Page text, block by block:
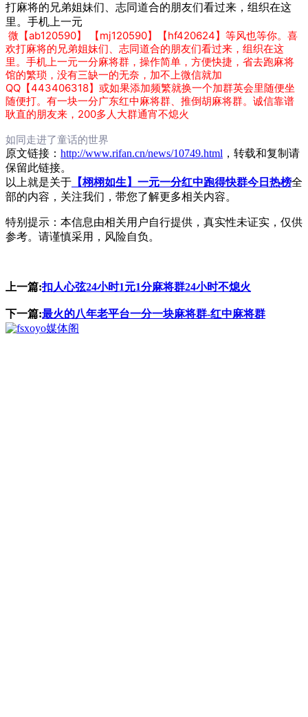
打麻将的兄弟姐妹们、志同道合的朋友们看过来，组织在这
里。手机上一元
微【ab120590】 【mj120590】【hf420624】等风也等你。喜
欢打麻将的兄弟姐妹们、志同道合的朋友们看过来，组织在这
里。手机上一元一分麻将群，操作简单，方便快捷，省去跑麻将
馆的繁琐，没有三缺一的无奈，加不上微信就加
QQ【443406318】或如果添加频繁就换一个加群英会里随便坐
随便打。有一块一分广东红中麻将群、推倒胡麻将群。诚信靠谱
耿直的朋友来，200多人大群通宵不熄火
如同走进了童话的世界
原文链接： http://www.rifan.cn/news/10749.html ，转载和复制请
保留此链接。
以上就是关于 【栩栩如生】一元一分红中跑得快群今日热榜全
部的内容，关注我们，带您了解更多相关内容。
特别提示：本信息由相关用户自行提供，真实性未证实，仅供
参考。请谨慎采用，风险自负。
上一篇:扣人心弦24小时1元1分麻将群24小时不熄火
下一篇:最火的八年老平台一分一块麻将群-红中麻将群
媒体阁